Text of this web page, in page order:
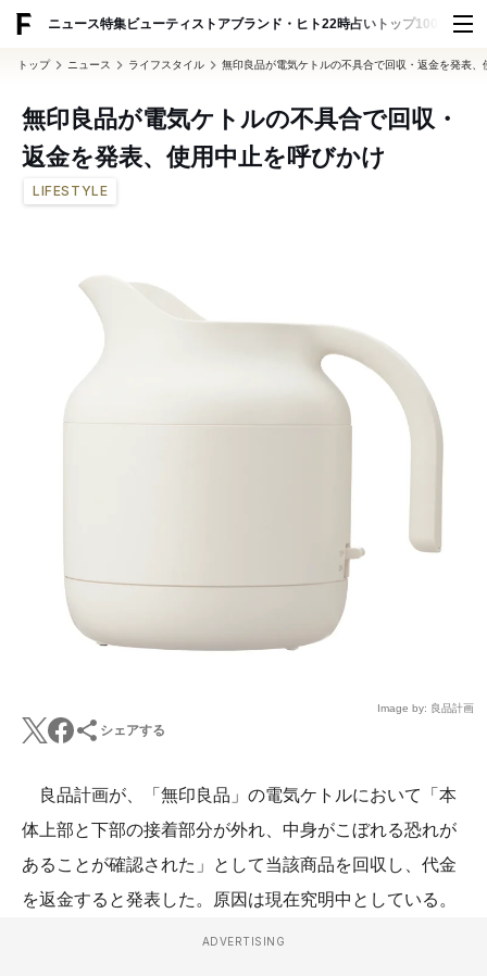
ニュース特集ビューティ ストアブランド・ヒト22時占い トップ100 スナッ
トップ ニュース ライフスタイル 無印良品が電気ケトルの不具合で回収・返金を発表、
無印良品が電気ケトルの不具合で回収・
返金を発表、使用中止を呼びかけ
LIFESTYLE
Image by: 良品計画
シェアする
良品計画が、「無印良品」の電気ケトルにおいて「本
体上部と下部の接着部分が外れ、中身がこぼれる恐れが
あることが確認された」として当該商品を回収し、代金
を返金すると発表した。原因は現在究明中としている。
ADVERTISING